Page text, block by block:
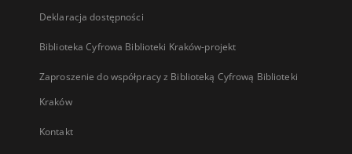
Deklaracja dostępności
Biblioteka Cyfrowa Biblioteki Kraków-projekt
Zaproszenie do współpracy z Biblioteką Cyfrową Biblioteki
Kraków
Kontakt